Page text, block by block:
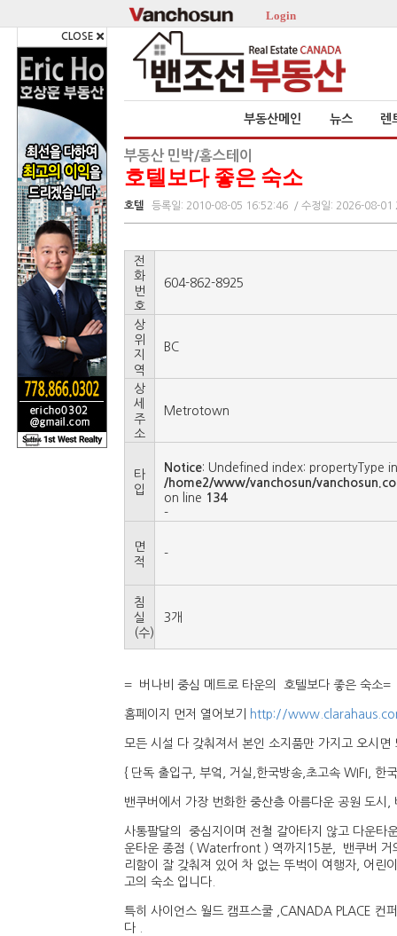
Login
부동산메인 뉴스 렌
CLOSE
부동산 민박/홈스테이
호텔보다 좋은 숙소
호텔 등록일: 2010-08-05 16:52:46 / 수정일: 2026-08-01
전
화
번
호
604-862-8925
상
위
지
역
BC
상
세
주
소
Metrotown
타
입
Notice: Undefined index: propertyType in
/home2/www/vanchosun/
on line 134
-
면
적
-
침
실
(수)
3개
= 버나비 중심 메트로 타운의 호텔보다 좋은 숙소=
홈페이지 먼저 열어보기 http://
모든 시설 다 갖춰져서 본인 소지품만 가지고 오시
{ 단독 출입구, 부엌, 거실,한국방송,초고속 WIFI, 한
밴쿠버에서 가장 번화한 중산층 아름다운 공원 도시
사통팔달의 중심지이며 전철 갈아타지 않고 다운타
운타운 종점 ( Waterfront ) 역까지15분, 밴쿠버 거
리함이 잘 갖춰져 있어 차 없는 뚜벅이 여행자, 어린
고의 숙소 입니다.
특히 사이언스 월드 캠프스쿨 ,CANADA PLACE 컨
다 .